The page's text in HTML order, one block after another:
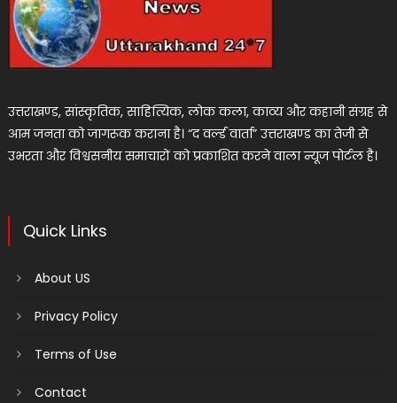
उत्तराखण्ड, सांस्कृतिक, साहित्यिक, लोक कला, काव्य और कहानी संग्रह से
आम जनता को जागरूक कराना है। “द वर्ल्ड वार्ता” उत्तराखण्ड का तेजी से
उभरता और विश्वसनीय समाचारों को प्रकाशित करने वाला न्यूज पोर्टल है।
Quick Links
About US
Privacy Policy
Terms of Use
Contact